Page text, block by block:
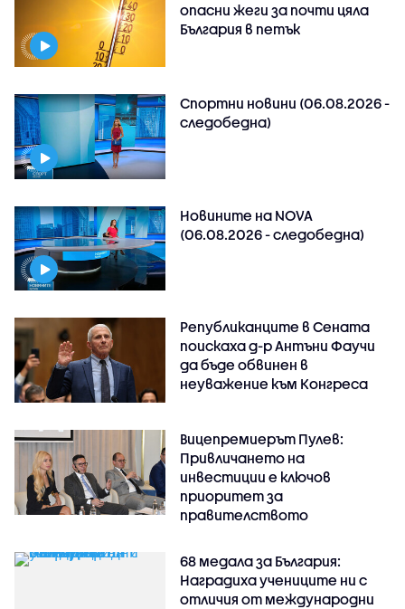
опасни жеги за почти цяла
България в петък
Спортни новини (06.08.2026 -
следобедна)
Новините на NOVA
(06.08.2026 - следобедна)
Републиканците в Сената
поискаха д-р Антъни Фаучи
да бъде обвинен в
неуважение към Конгреса
Вицепремиерът Пулев:
Привличането на
инвестиции е ключов
приоритет за
правителството
68 медала за България:
Наградиха учениците ни с
отличия от международни